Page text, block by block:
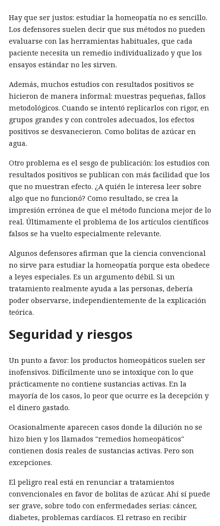
Hay que ser justos: estudiar la homeopatía no es sencillo.
Los defensores suelen decir que sus métodos no pueden
evaluarse con las herramientas habituales, que cada
paciente necesita un remedio individualizado y que los
ensayos estándar no les sirven.
Además, muchos estudios con resultados positivos se
hicieron de manera informal: muestras pequeñas, fallos
metodológicos. Cuando se intentó replicarlos con rigor, en
grupos grandes y con controles adecuados, los efectos
positivos se desvanecieron. Como bolitas de azúcar en
agua.
Otro problema es el sesgo de publicación: los estudios con
resultados positivos se publican con más facilidad que los
que no muestran efecto. ¿A quién le interesa leer sobre
algo que no funcionó? Como resultado, se crea la
impresión errónea de que el método funciona mejor de lo
real. Últimamente el problema de los artículos científicos
falsos se ha vuelto especialmente relevante.
Algunos defensores afirman que la ciencia convencional
no sirve para estudiar la homeopatía porque esta obedece
a leyes especiales. Es un argumento débil. Si un
tratamiento realmente ayuda a las personas, debería
poder observarse, independientemente de la explicación
teórica.
Seguridad y riesgos
Un punto a favor: los productos homeopáticos suelen ser
inofensivos. Difícilmente uno se intoxique con lo que
prácticamente no contiene sustancias activas. En la
mayoría de los casos, lo peor que ocurre es la decepción y
el dinero gastado.
Ocasionalmente aparecen casos donde la dilución no se
hizo bien y los llamados "remedios homeopáticos"
contienen dosis reales de sustancias activas. Pero son
excepciones.
El peligro real está en renunciar a tratamientos
convencionales en favor de bolitas de azúcar. Ahí sí puede
ser grave, sobre todo con enfermedades serias: cáncer,
diabetes, problemas cardíacos. El retraso en recibir